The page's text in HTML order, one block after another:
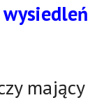
mający